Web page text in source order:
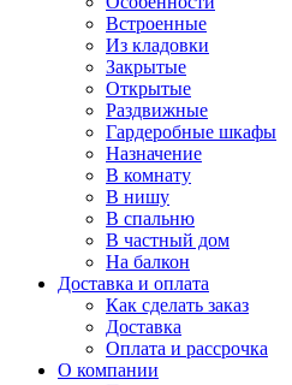
Встроенные
Из кладовки
Закрытые
Открытые
Раздвижные
Гардеробные шкафы
Назначение
В комнату
В нишу
В спальню
В частный дом
На балкон
Доставка и оплата
Как сделать заказ
Доставка
Оплата и рассрочка
О компании